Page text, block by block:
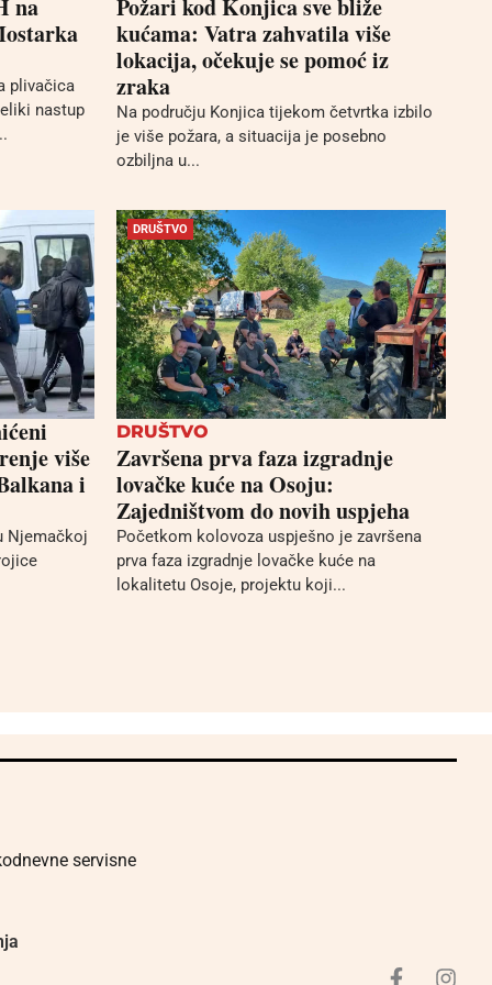
na
plivačica
nastup
Požari kod Konjica sve bliže
kućama: Vatra zahvatila više
lokacija, očekuje se pomoć iz
zraka
Na području Konjica tijekom četvrtka izbilo
je više požara, a situacija je posebno
ozbiljna u...
više
i
Njemačkoj
DRUŠTVO
DRUŠTVO
Završena prva faza izgradnje
lovačke kuće na Osoju:
Zajedništvom do novih uspjeha
Početkom kolovoza uspješno je završena
prva faza izgradnje lovačke kuće na
lokalitetu Osoje, projektu koji...
servisne